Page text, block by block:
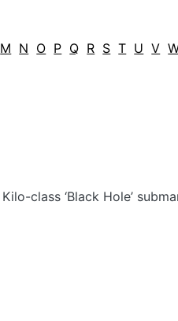
M N O P Q R S T U V
Kilo-class ‘Black Hole’